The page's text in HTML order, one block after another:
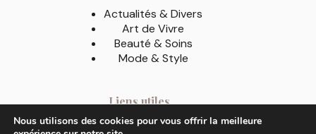
Actualités & Divers
Art de Vivre
Beauté & Soins
Mode & Style
Liens utiles
A Propos
Nous utilisons des cookies pour vous offrir la meilleure